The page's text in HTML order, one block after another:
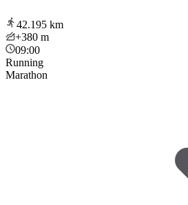
42.195 km
+380 m
09:00
Running
Marathon